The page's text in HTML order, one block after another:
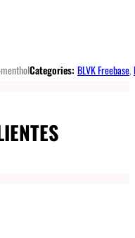
Categories: BLVK Freebase,